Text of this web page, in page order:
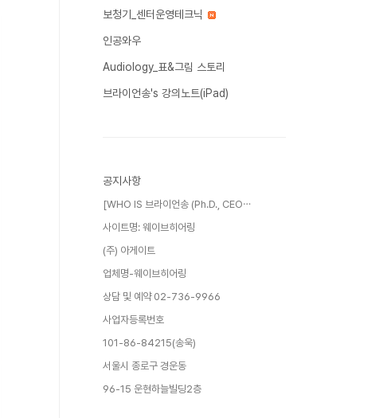
보청기_센터운영테크닉
인공와우
Audiology_표&그림 스토리
브라이언송's 강의노트(iPad)
공지사항
[WHO IS 브라이언송 (Ph.D., CEO⋯
사이트명: 웨이브히어링
(주) 아게이트
업체명-웨이브히어링
상담 및 예약 02-736-9966
사업자등록번호
101-86-84215(송욱)
서울시 종로구 경운동
96-15 운현하늘빌딩2층